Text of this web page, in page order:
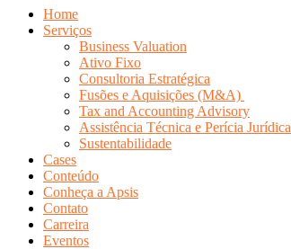
Home
Serviços
Business Valuation
Ativo Fixo
Consultoria Estratégica
Fusões e Aquisições (M&A)
Tax and Accounting Advisory
Assistência Técnica e Perícia Jurídica
Sustentabilidade
Cases
Conteúdo
Conheça a Apsis
Contato
Carreira
Eventos